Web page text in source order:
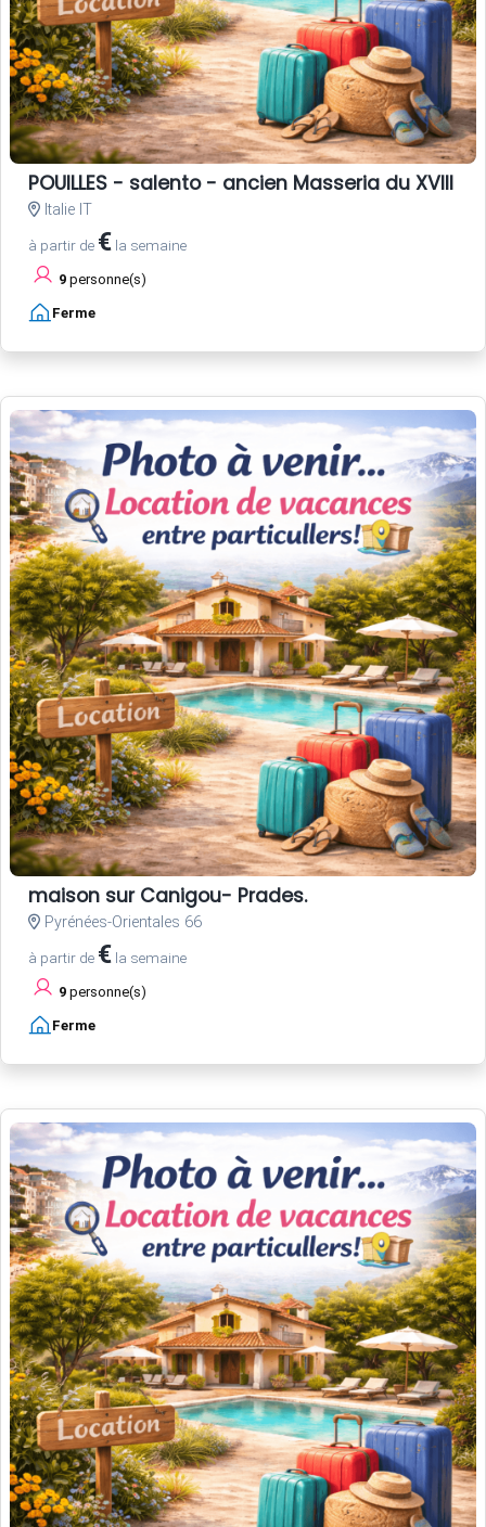
POUILLES - salento - ancien Masseria du XVIII
Italie IT
à partir de € la semaine
9 personne(s)
Ferme
maison sur Canigou- Prades.
Pyrénées-Orientales 66
à partir de € la semaine
9 personne(s)
Ferme